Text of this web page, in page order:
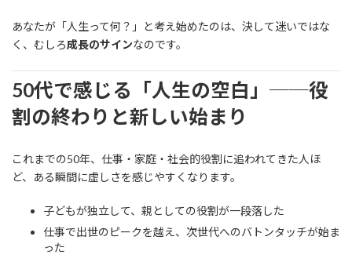
あなたが「人生って何？」と考え始めたのは、決して迷いではな
く、むしろ成長のサインなのです。
50代で感じる「人生の空白」──役
割の終わりと新しい始まり
これまでの50年、仕事・家庭・社会的役割に追われてきた人ほ
ど、ある瞬間に虚しさを感じやすくなります。
子どもが独立して、親としての役割が一段落した
仕事で出世のピークを越え、次世代へのバトンタッチが始ま
った